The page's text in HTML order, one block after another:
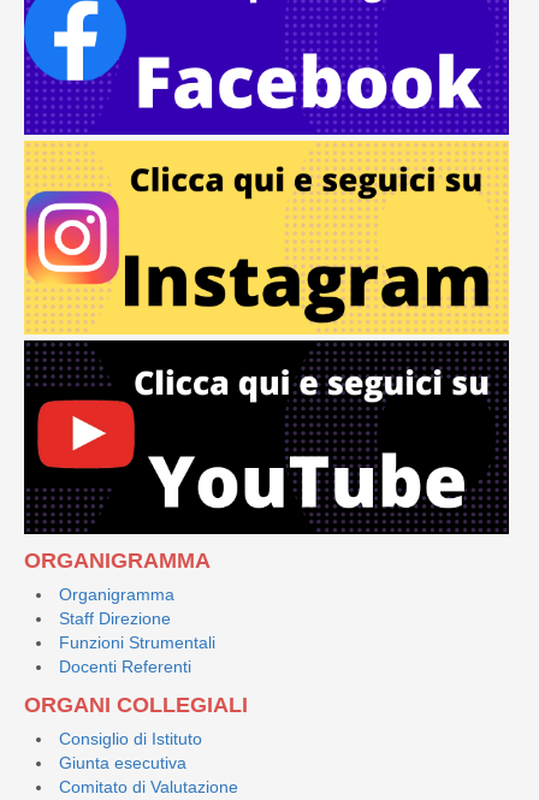
ORGANIGRAMMA
Organigramma
Staff Direzione
Funzioni Strumentali
Docenti Referenti
ORGANI COLLEGIALI
Consiglio di Istituto
Giunta esecutiva
Comitato di Valutazione